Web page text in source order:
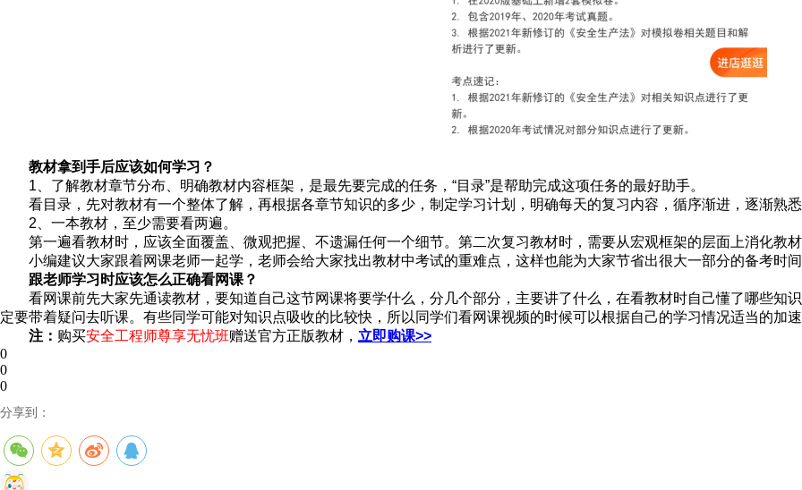
教材拿到手后应该如何学习？
1、了解教材章节分布、明确教材内容框架，是最先要完成的任务，“目录”是帮助完成这项任务的最好助手。
看目录，先对教材有一个整体了解，再根据各章节知识的多少，制定学习计划，明确每天的复习内容，循序渐进，逐渐熟悉
2、一本教材，至少需要看两遍。
第一遍看教材时，应该全面覆盖、微观把握、不遗漏任何一个细节。第二次复习教材时，需要从宏观框架的层面上消化教材
小编建议大家跟着网课老师一起学，老师会给大家找出教材中考试的重难点，这样也能为大家节省出很大一部分的备考时
跟老师学习时应该怎么正确看网课？
看网课前先大家先通读教材，要知道自己这节网课将要学什么，分几个部分，主要讲了什么，在看教材时自己懂了哪些知
定要带着疑问去听课。有些同学可能对知识点吸收的比较快，所以同学们看网课视频的时候可以根据自己的学习情况适当的加
注： 购买安全工程师尊享无忧班赠送官方正版教材， 立即购课>>
0
0
0
分享到：